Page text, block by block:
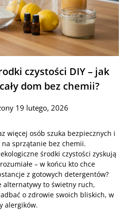
czystości DIY – jak
dom bez chemii?
19 lutego, 2026
więcej osób szuka bezpiecznych i
sprzątanie bez chemii.
środki czystości zyskują
– w końcu kto chce
z gotowych detergentów?
alternatywy to świetny ruch,
o zdrowie swoich bliskich, w
alergików.